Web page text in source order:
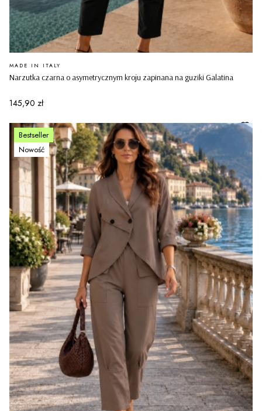
Narzutka czarna o asymetrycznym kroju zapinana na guziki Galatina
PRODUCENT
MADE IN ITALY
Cena
145,90 zł
Bestseller
Nowość